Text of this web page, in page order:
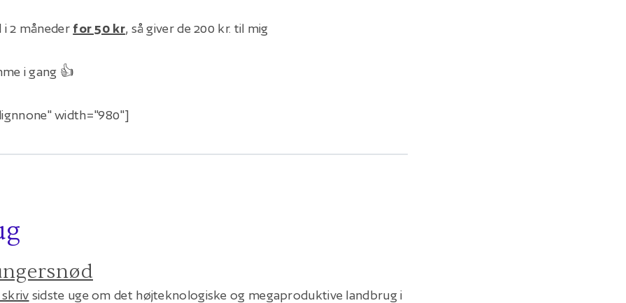
2 måneder for 50 kr, så giver de 200 kr. til mig
i gang 👍
width="980"]
sidste uge om det højteknologiske og megaproduktive landbrug i